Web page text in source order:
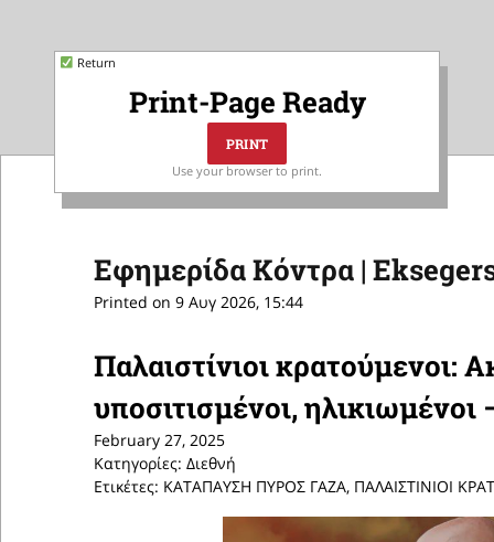
Return
Print-Page Ready
Use your browser to print.
Εφημερίδα Κόντρα |
Printed on 9 Αυγ 2026, 15:44
Παλαιστίνιοι κρατούμενοι:
υποσιτισμένοι, ηλικιωμένοι
February 27, 2025
Κατηγορίες: Διεθνή
Ετικέτες: ΚΑΤΑΠΑΥΣΗ ΠΥΡΟΣ ΓΑΖΑ, ΠΑΛΑΙΣΤΙΝΙΟΙ